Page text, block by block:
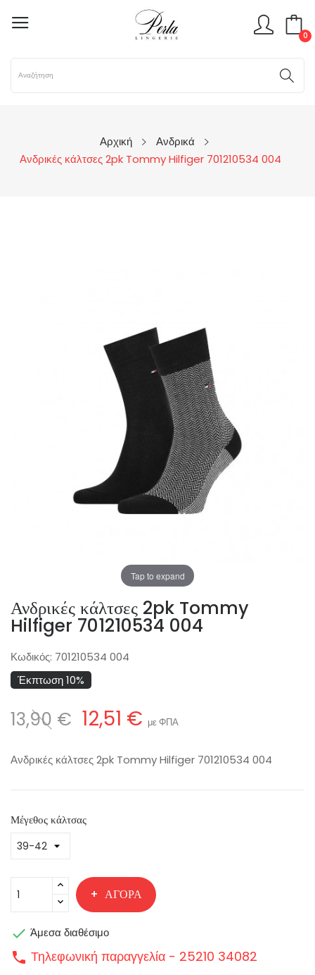
0
Αρχική
Ανδρικά
Ανδρικές κάλτσες 2pk Tommy Hilfiger 701210534 004
Tap to expand
Ανδρικές κάλτσες 2pk Tommy
Hilfiger 701210534 004
Κωδικός: 701210534 004
Έκπτωση 10%
13,90 € 12,51 € με ΦΠΑ
Ανδρικές κάλτσες 2pk Tommy Hilfiger 701210534 004
Μέγεθος κάλτσας
ΑΓΟΡΆ
 Άμεσα διαθέσιμο
call Τηλεφωνική παραγγελία - 25210 34082